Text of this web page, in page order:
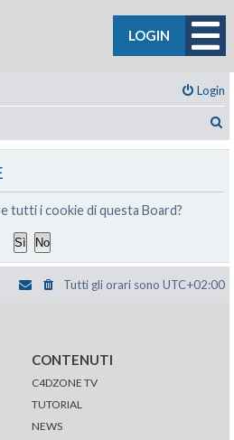
LOGIN
Login
tutti i cookie di questa Board?
Tutti gli orari sono UTC+02:00
CONTENUTI
C4DZONE TV
TUTORIAL
NEWS